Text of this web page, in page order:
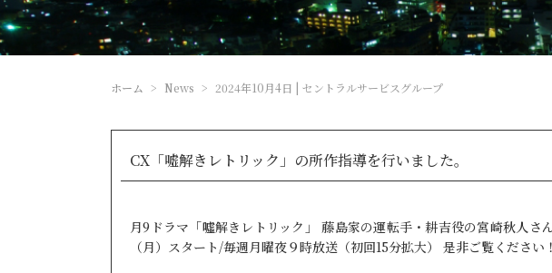
ホーム News 2024年10月4日 | セントラルサービスグループ
CX「嘘解きレトリック」の所作指導を行いました。
月9ドラマ「噓解きレトリック」 藤島家の運転手・耕吉役の宮崎秋人さ
（月）スタート/毎週月曜夜９時放送（初回15分拡大） 是非ご覧くだ